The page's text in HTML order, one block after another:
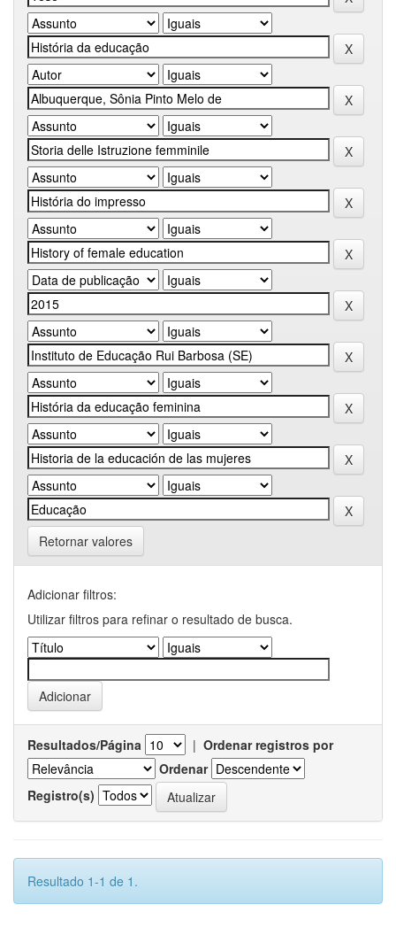
Retornar valores
Adicionar filtros:
Utilizar filtros para refinar o resultado de busca.
Resultados/Página | Ordenar registros por
Ordenar
Registro(s)
Resultado 1-1 de 1.